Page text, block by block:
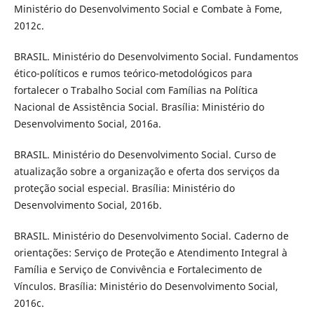
Ministério do Desenvolvimento Social e Combate à Fome,
2012c.
BRASIL. Ministério do Desenvolvimento Social. Fundamentos
ético-políticos e rumos teórico-metodológicos para
fortalecer o Trabalho Social com Famílias na Política
Nacional de Assistência Social. Brasília: Ministério do
Desenvolvimento Social, 2016a.
BRASIL. Ministério do Desenvolvimento Social. Curso de
atualização sobre a organização e oferta dos serviços da
proteção social especial. Brasília: Ministério do
Desenvolvimento Social, 2016b.
BRASIL. Ministério do Desenvolvimento Social. Caderno de
orientações: Serviço de Proteção e Atendimento Integral à
Família e Serviço de Convivência e Fortalecimento de
Vínculos. Brasília: Ministério do Desenvolvimento Social,
2016c.